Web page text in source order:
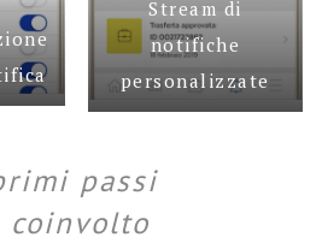
Stream di
notifiche
personalizzate
passi
coinvolto